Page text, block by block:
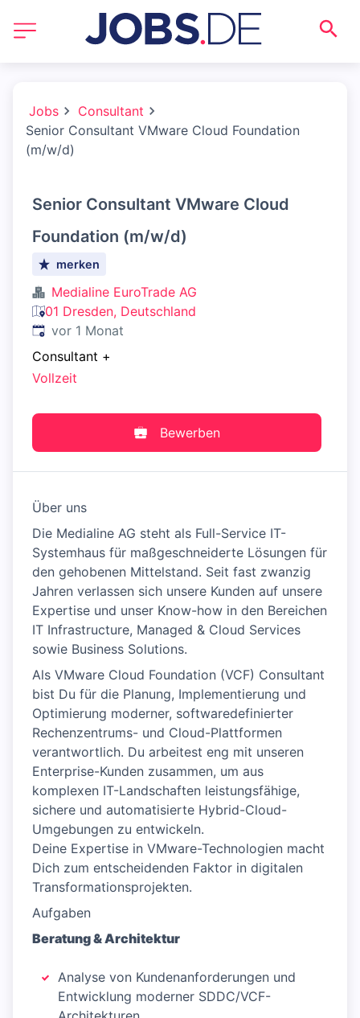
Jobs
Consultant
Senior Consultant VMware Cloud Foundation
(m/w/d)
Senior Consultant VMware Cloud
Foundation (m/w/d)
merken
Medialine EuroTrade AG
01 Dresden, Deutschland
Veröffentlicht:
vor 1 Monat
Consultant +
Vollzeit
Bewerben
Über uns
Die Medialine AG steht als Full-Service IT-
Systemhaus für maßgeschneiderte Lösungen für
den gehobenen Mittelstand. Seit fast zwanzig
Jahren verlassen sich unsere Kunden auf unsere
Expertise und unser Know-how in den Bereichen
IT Infrastructure, Managed & Cloud Services
sowie Business Solutions.
Als VMware Cloud Foundation (VCF) Consultant
bist Du für die Planung, Implementierung und
Optimierung moderner, softwaredefinierter
Rechenzentrums- und Cloud-Plattformen
verantwortlich. Du arbeitest eng mit unseren
Enterprise-Kunden zusammen, um aus
komplexen IT-Landschaften leistungsfähige,
sichere und automatisierte Hybrid-Cloud-
Umgebungen zu entwickeln.
Deine Expertise in VMware-Technologien macht
Dich zum entscheidenden Faktor in digitalen
Transformationsprojekten.
Aufgaben
Beratung & Architektur
Analyse von Kundenanforderungen und
Entwicklung moderner SDDC/VCF-